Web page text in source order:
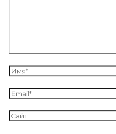
Имя*
Email*
Сайт